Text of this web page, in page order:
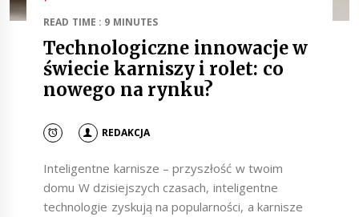
READ TIME : 9 MINUTES
Technologiczne innowacje w
świecie karniszy i rolet: co
nowego na rynku?
REDAKCJA
Inteligentne karnisze – przyszłość w twoim
domu W dzisiejszych czasach, inteligentne
technologie zyskują na popularności, a karnisze